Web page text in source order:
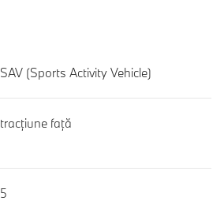
SAV (Sports Activity Vehicle)
tracţiune faţă
5